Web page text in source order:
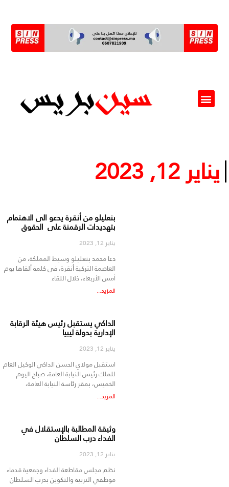
يناير 12, 2023
بنعليلو من أنقرة يدعو الى الاهتمام
بتهديدات الرقمنة على الحقوق
يناير 12, 2023
دعا محمد بنعليلو وسيط المملكة، من
العاصمة التركية أنقرة، في كلمة ألقاها يوم
أمس الأربعاء، خلال اللقاء
المزيد...
الداكي يستقبل رئيس هيئة الرقابة
الإدارية بدولة ليبيا
يناير 12, 2023
استقبل مولاي الحسن الداكي الوكيل العام
للملك رئيس النيابة العامة، صباح اليوم
الخميس، بمقر رئاسة النيابة العامة،
المزيد...
وثيقة المطالبة بالإستقلال في
الفداء درب السلطان
يناير 12, 2023
نظم مجلس مقاطعة الفداء وجمعية قدماء
موظفي التربية والتكوين بدرب السلطان